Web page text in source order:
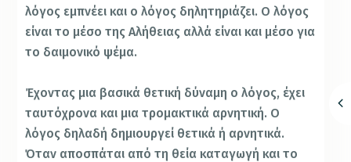
λόγος εμπνέει και ο λόγος δηλητηριάζει. Ο λόγος
είναι το μέσο της Αλήθειας αλλά είναι και μέσο για
το δαιμονικό ψέμα.
Έχοντας μια βασικά θετική δύναμη ο λόγος, έχει
ταυτόχρονα και μια τρομακτικά αρνητική. Ο
λόγος δηλαδή δημιουργεί θετικά ή αρνητικά.
Όταν αποσπάται από τη θεία καταγωγή και το